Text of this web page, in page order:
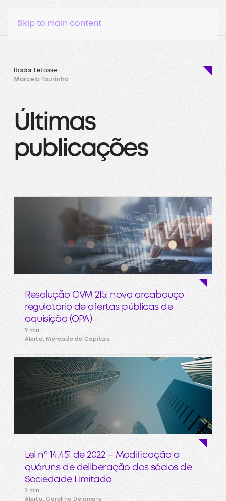
Skip to main content
Radar Lefosse
Marcelo Tourinho
Últimas
publicações
Resolução CVM 215: novo arcabouço
regulatório de ofertas públicas de
aquisição (OPA)
9 min
Alerta, Mercado de Capitais
Lei nº 14.451 de 2022 – Modificação a
quóruns de deliberação dos sócios de
Sociedade Limitada
2 min
Alerta, Carolina Delamare